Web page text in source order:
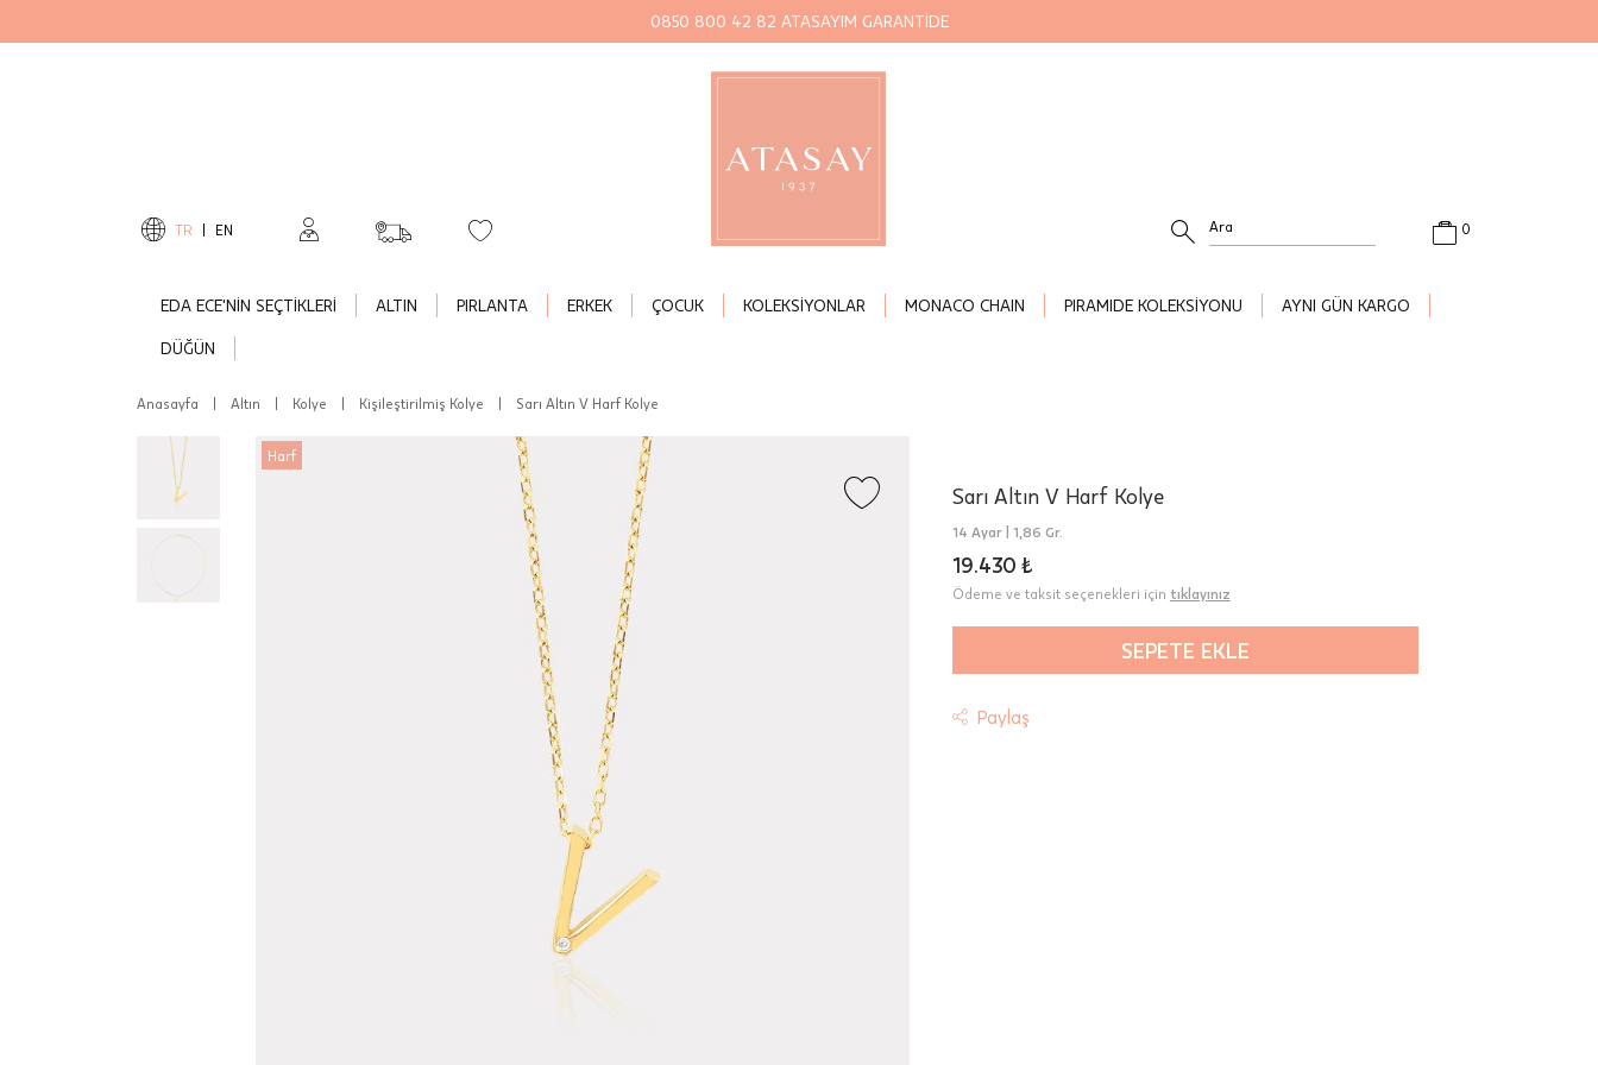
0850 800 42 82 ATASAYIM GARANTİDE
TR EN
EDA ECE'NİN SEÇTİKLERİ ALTIN PIRLANTA ERKEK ÇOCUK KOLEKSİYONLAR MONACO CHAIN PIRAMIDE KOLEKSİYONU AYNI GÜN KARGO
DÜĞÜN
0
Anasayfa Altın Kolye Kişileştirilmiş Kolye Sarı Altın V Harf Kolye
Harf
Sarı Altın V Harf Kolye
14 Ayar | 1,86 Gr.
19.430 ₺
Ödeme ve taksit seçenekleri için tıklayınız
SEPETE EKLE
Paylaş
Siparişleriniz "HepsiJet Kargo" ile ücretsiz ve sigortalı olarak
gönderilmektedir.